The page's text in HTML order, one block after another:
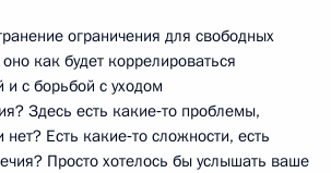
ограничения для свободных
как будет коррелироваться
с борьбой с уходом
Здесь есть какие‑то проблемы,
Есть какие‑то сложности, есть
Просто хотелось бы услышать ваше